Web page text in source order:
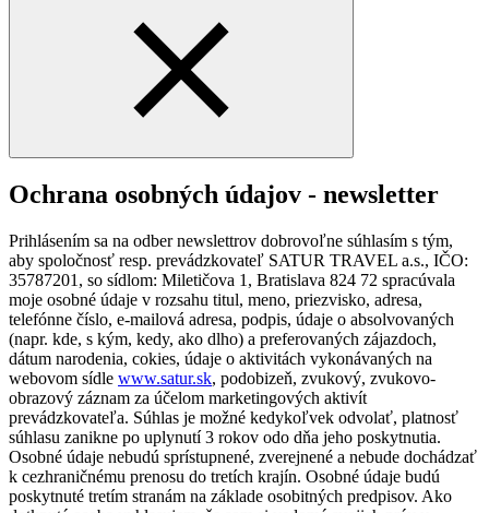
Ochrana osobných údajov - newsletter
Prihlásením sa na odber newslettrov dobrovoľne súhlasím s tým,
aby spoločnosť resp. prevádzkovateľ SATUR TRAVEL a.s., IČO:
35787201, so sídlom: Miletičova 1, Bratislava 824 72 spracúvala
moje osobné údaje v rozsahu titul, meno, priezvisko, adresa,
telefónne číslo, e-mailová adresa, podpis, údaje o absolvovaných
(napr. kde, s kým, kedy, ako dlho) a preferovaných zájazdoch,
dátum narodenia, cokies, údaje o aktivitách vykonávaných na
webovom sídle www.satur.sk, podobizeň, zvukový, zvukovo-
obrazový záznam za účelom marketingových aktivít
prevádzkovateľa. Súhlas je možné kedykoľvek odvolať, platnosť
súhlasu zanikne po uplynutí 3 rokov odo dňa jeho poskytnutia.
Osobné údaje nebudú sprístupnené, zverejnené a nebude dochádzať
k cezhraničnému prenosu do tretích krajín. Osobné údaje budú
poskytnuté tretím stranám na základe osobitných predpisov. Ako